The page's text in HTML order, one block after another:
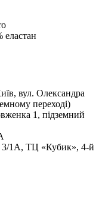
еластан
вул. Олександра
переході)
1, підземний
1А, ТЦ «Кубик», 4-й